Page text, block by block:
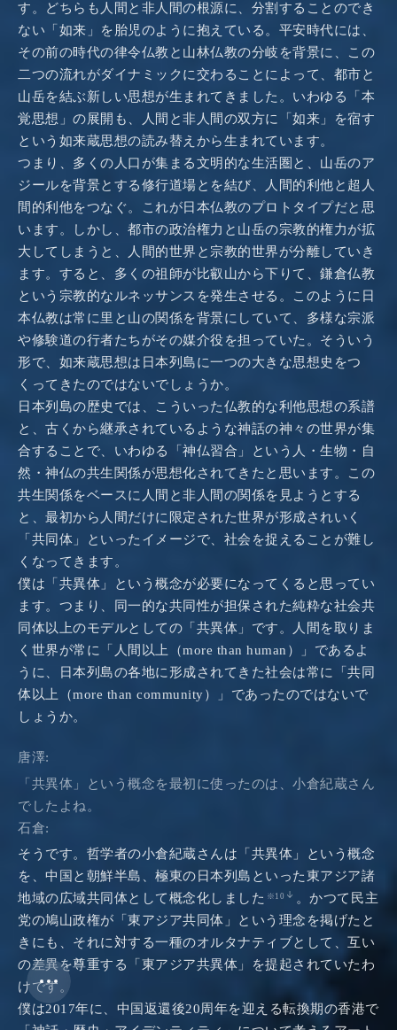
Home
About
Contact
Newsletter
Texts
Authors
Projects
Items
Typesetting
Text Style
1x
す。どちらも人間と非人間の根源に、分割することのでき
ない「如来」を胎児のように抱えている。平安時代には、
その前の時代の律令仏教と山林仏教の分岐を背景に、この
二つの流れがダイナミックに交わることによって、都市と
山岳を結ぶ新しい思想が生まれてきました。いわゆる「本
覚思想」の展開も、人間と非人間の双方に「如来」を宿す
という如来蔵思想の読み替えから生まれています。
つまり、多くの人口が集まる文明的な生活圏と、山岳のア
ジールを背景とする修行道場とを結び、人間的利他と超人
間的利他をつなぐ。これが日本仏教のプロトタイプだと思
います。しかし、都市の政治権力と山岳の宗教的権力が拡
大してしまうと、人間的世界と宗教的世界が分離していき
ます。すると、多くの祖師が比叡山から下りて、鎌倉仏教
という宗教的なルネッサンスを発生させる。このように日
本仏教は常に里と山の関係を背景にしていて、多様な宗派
や修験道の行者たちがその媒介役を担っていた。そういう
形で、如来蔵思想は日本列島に一つの大きな思想史をつ
くってきたのではないでしょうか。
日本列島の歴史では、こういった仏教的な利他思想の系譜
と、古くから継承されているような神話の神々の世界が集
合することで、いわゆる「神仏習合」という人・生物・自
然・神仏の共生関係が思想化されてきたと思います。この
共生関係をベースに人間と非人間の関係を見ようとする
と、最初から人間だけに限定された世界が形成されいく
「共同体」といったイメージで、社会を捉えることが難し
くなってきます。
僕は「共異体」という概念が必要になってくると思ってい
ます。つまり、同一的な共同性が担保された純粋な社会共
同体以上のモデルとしての「共異体」です。人間を取りま
く世界が常に「人間以上（more than human）」であるよ
うに、日本列島の各地に形成されてきた社会は常に「共同
体以上（more than community）」であったのではないで
しょうか。
唐澤:
「共異体」という概念を最初に使ったのは、小倉紀蔵さん
でしたよね。
石倉:
そうです。哲学者の小倉紀蔵さんは「共異体」という概念
を、中国と朝鮮半島、極東の日本列島といった東アジア諸
地域の広域共同体として概念化しました ※10
。かつて民主
党の鳩山政権が「東アジア共同体」という理念を掲げたと
きにも、それに対する一種のオルタナティブとして、互い
の差異を尊重する「東アジア共異体」を提起されていたわ
けです。
僕は2017年に、中国返還後20周年を迎える転換期の香港で